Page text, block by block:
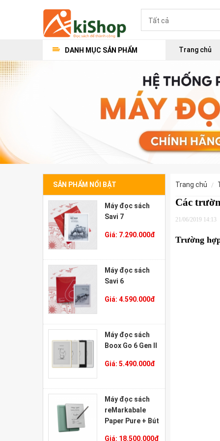
DANH MỤC SẢN PHẨM Trang chủ
SẢN PHẨM NỔI BẬT
Máy đọc sách
Savi 7
Giá: 7.290.000đ
Máy đọc sách
Savi 6
Giá: 4.590.000đ
Máy đọc sách
Boox Go 6 Gen II
Giá: 5.490.000đ
Máy đọc sách
reMarkabale
Paper Pure + Bút
Giá: 18.500.000đ
trang chủ
Các
21/06/2019 14:13
Trường